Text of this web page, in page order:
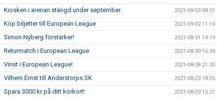
Kiosken i arenan stängd under september. 2021-09-03 08:51
Köp biljetter till European League 2021-09-02 11:14
Simon Nyberg förstärker! 2021-08-31 14:19
Returmatch i European League 2021-08-30 16:34
Vinst i European League! 2021-08-28 21:35
Vilhem Ernst till Anderstorps SK 2021-08-23 18:05
Spara 3000 kr på ditt körkort! 2021-08-23 15:21